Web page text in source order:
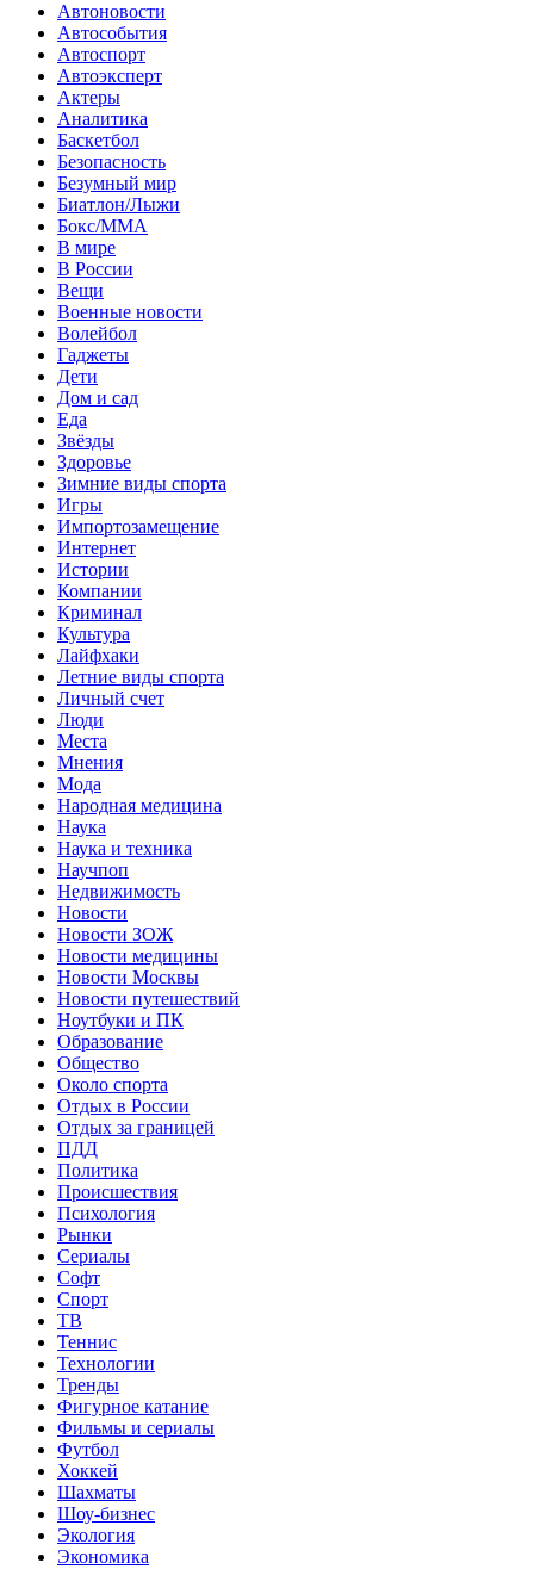
Автоновости
Автособытия
Автоспорт
Автоэксперт
Актеры
Аналитика
Баскетбол
Безопасность
Безумный мир
Биатлон/Лыжи
Бокс/MMA
В мире
В России
Вещи
Военные новости
Волейбол
Гаджеты
Дети
Дом и сад
Еда
Звёзды
Здоровье
Зимние виды спорта
Игры
Импортозамещение
Интернет
Истории
Компании
Криминал
Культура
Лайфхаки
Летние виды спорта
Личный счет
Люди
Места
Мнения
Мода
Народная медицина
Наука
Наука и техника
Научпоп
Недвижимость
Новости
Новости ЗОЖ
Новости медицины
Новости Москвы
Новости путешествий
Ноутбуки и ПК
Образование
Общество
Около спорта
Отдых в России
Отдых за границей
ПДД
Политика
Происшествия
Психология
Рынки
Сериалы
Софт
Спорт
ТВ
Теннис
Технологии
Тренды
Фигурное катание
Фильмы и сериалы
Футбол
Хоккей
Шахматы
Шоу-бизнес
Экология
Экономика